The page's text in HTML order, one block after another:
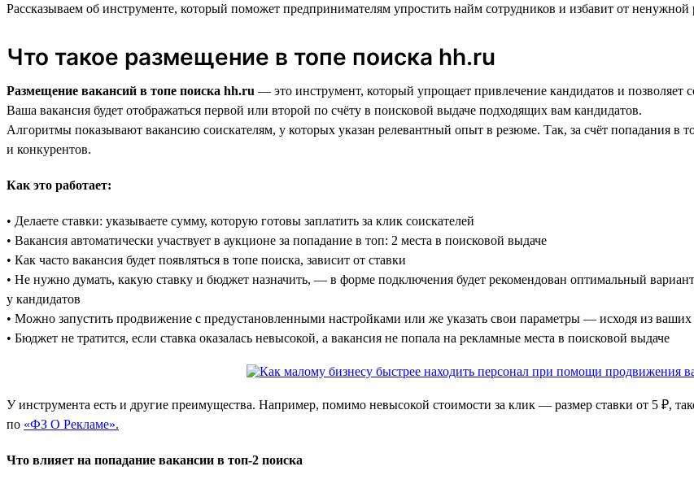
Рассказываем об инструменте, который поможет предпринимателям упростить найм сотрудников и избавит от ненужной
Что такое размещение в топе поиска hh.ru
Размещение вакансий в топе поиска hh.ru — это инструмент, который упрощает привлечение кандидатов и позволяет
Ваша вакансия будет отображаться первой или второй по счёту в поисковой выдаче подходящих вам кандидатов.
Алгоритмы показывают вакансию соискателям, у которых указан релевантный опыт в резюме. Так, за счёт попадания в
и конкурентов.
Как это работает:
• Делаете ставки: указываете сумму, которую готовы заплатить за клик соискателей
• Вакансия автоматически участвует в аукционе за попадание в топ: 2 места в поисковой выдаче
• Как часто вакансия будет появляться в топе поиска, зависит от ставки
• Не нужно думать, какую ставку и бюджет назначить, — в форме подключения будет рекомендован оптимальный
у кандидатов
• Можно запустить продвижение с предустановленными настройками или же указать свои параметры — исходя из ваших
• Бюджет не тратится, если ставка оказалась невысокой, а вакансия не попала на рекламные места в поисковой выдаче
У инструмента есть и другие преимущества. Например, помимо невысокой стоимости за клик — размер ставки от 5 ₽,
по «ФЗ О Рекламе».
Что влияет на попадание вакансии в топ-2 поиска